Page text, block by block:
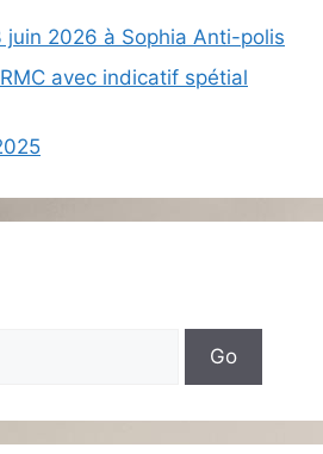
juin 2026 à Sophia Anti-polis
avec indicatif spétial